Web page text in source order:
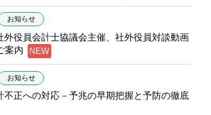
お知らせ
外役員会計士協議会主催、社外役員対談動画
案内
お知らせ
不正への対応－予兆の早期把握と予防の徹底